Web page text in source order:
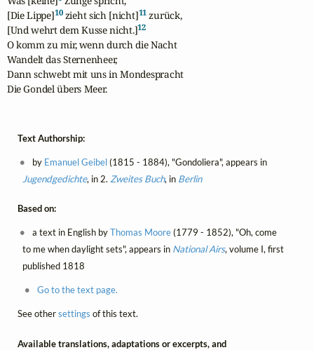
[Die Lippe]10 zieht sich [nicht]11 zurück,
[Und wehrt dem Kusse nicht.]12
O komm zu mir, wenn durch die Nacht
Wandelt das Sternenheer,
Dann schwebt mit uns in Mondespracht
Die Gondel übers Meer.
Text Authorship:
by Emanuel Geibel(1815 - 1884), "Gondoliera", appears in
Jugendgedichte, in 2. Zweites Buch, in Berlin
Based on:
a text in English byThomas Moore(1779 - 1852), "Oh, come
to me when daylight sets", appears in National Airs, volume I, first
published 1818
Go to the text page.
See othersettings of this text.
Available translations, adaptations or excerpts, and